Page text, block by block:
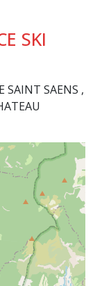
SKI
SAINT SAENS ,